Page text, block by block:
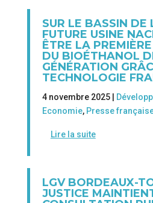
SUR LE BASSIN DE
FUTURE USINE
ÊTRE LA
DU BIOÉTHANOL
GÉNÉRATION
TECHNOLOGIE
4 novembre 2025 |
Economie, Presse
Lire la suite
LGV BORDEAUX-
JUSTICE